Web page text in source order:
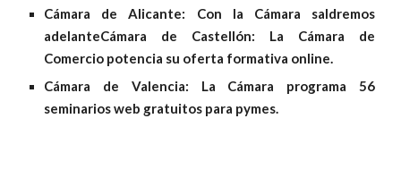
Cámara de Alicante: Con la Cámara saldremos
adelanteCámara de Castellón: La Cámara de
Comercio potencia su oferta formativa online.
Cámara de Valencia: La Cámara programa 56
seminarios web gratuitos para pymes.